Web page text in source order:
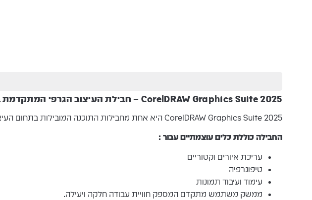
CorelDRAW Graphics Suite 2025 – חבילת העיצוב הגרפי המתקדמת ביותר
CorelDRAW Graphics Suite 2025 היא אחת מחבילות התוכנה המובילות בתחום העיצוב הגרפי.
החבילה כוללת כלים עוצמתיים עבור :
עריכת איורים וקטוריים
טיפוגרפיה
עימוד ועיבוד תמונות
ממשק משתמש מתקדם המספק חוויית עבודה חלקה ויעילה.